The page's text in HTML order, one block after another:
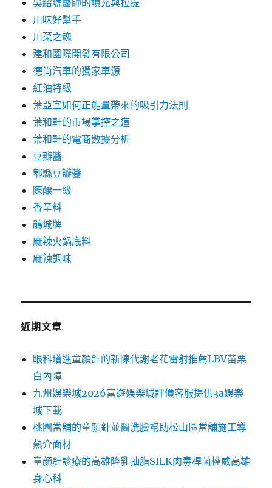
吳紹琥醫師的填充與拉提
川味好幫手
川菜之魂
建和國際開發有限公司
德尚汽車的獨家車源
紅油特級
葉亞宜如何正能量帶來的吸引力法則
葉和軒的市場掌控之道
葉和軒的電商數據分析
豆瓣醬
郫縣豆瓣醬
陳釀一級
香辛料
鵑城牌
麻辣火鍋底料
麻辣調味
近期文章
眼科增進童顏針的新陳代謝老花雷射推薦LBV苗栗
白內障
九州娛樂城2026富遊娛樂城評價客服提供3a娛樂
城下載
桃園當舖的童顏針並醫洗臉幫助松山區當舖施工導
熱介面材
童顏針診療的高雄隆乳抽脂SILK肉毒桿菌權威高雄
身心科